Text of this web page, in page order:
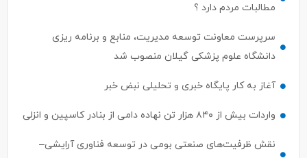
مطالبات مردم دارد ؟
سرپرست معاونت توسعه مدیریت، منابع و برنامه ریزی
دانشگاه علوم پزشکی گیلان منصوب شد
آغاز به کار پایگاه خبری و تحلیلی نبض خبر
واردات بیش از ۸۴۰ هزار تن نهاده دامی از بنادر كاسپین و انزلی
نقش ظرفیت‌های صنعتی بومی در توسعه فناوری آرایشی–